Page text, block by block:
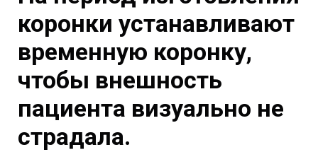
коронки устанавливают
временную коронку,
чтобы внешность
пациента визуально не
страдала.